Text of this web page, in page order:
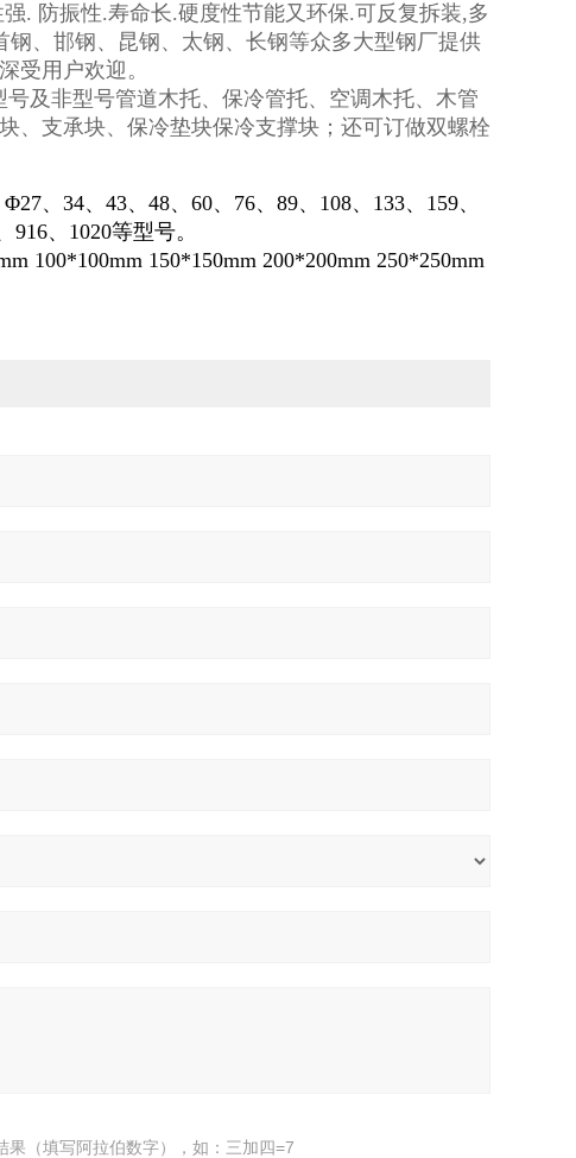
. 防振性.寿命长.硬度性节能又环保.可反复拆装,多
、邯钢、昆钢、太钢、长钢等众多大型钢厂提供
受用户欢迎。
及非型号管道木托、保冷管托、空调木托、木管
、支承块、保冷垫块保冷支撑块；还可订做双螺栓
、34、43、48、60、76、89、108、133、159、
916、1020等型号。
100*100mm 150*150mm 200*200mm 250*250mm
果（填写阿拉伯数字），如：三加四=7